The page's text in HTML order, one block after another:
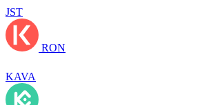
JST
RON
KAVA